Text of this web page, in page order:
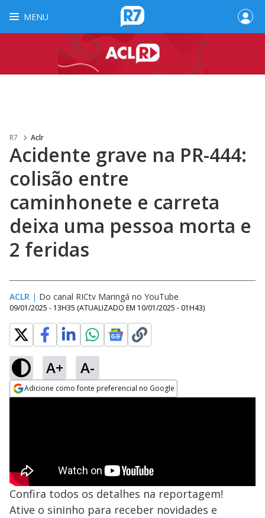
MENU
R7 Aclr
Acidente grave na PR-444:
colisão entre
caminhonete e carreta
deixa uma pessoa morta e
2 feridas
ACLR | Do canal RICtv Maringá no YouTube
09/01/2025 - 13H35 (ATUALIZADO EM 10/01/2025 - 01H43)
A+ A-
Adicione como fonte preferencial no Google
Confira todos os detalhes na reportagem!
Ative o sininho para receber novidades e